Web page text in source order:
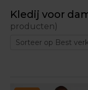
Kledij voor
producten)